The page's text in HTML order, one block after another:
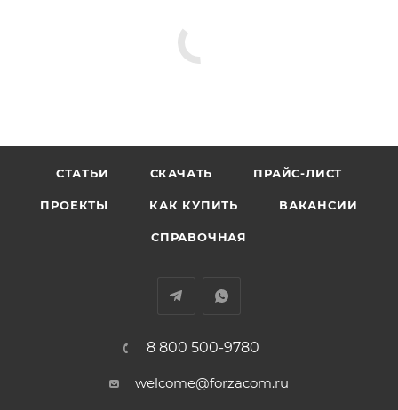
СТАТЬИ СКАЧАТЬ ПРАЙС-ЛИСТ
ПРОЕКТЫ КАК КУПИТЬ ВАКАНСИИ
СПРАВОЧНАЯ
8 800 500-9780
welcome@forzacom.ru